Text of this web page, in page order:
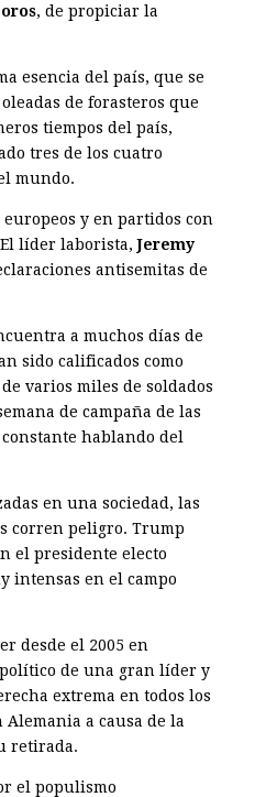
, de propiciar la
esencia del país, que se
de forasteros que
tiempos del país,
tres de los cuatro
mundo.
y en partidos con
El líder laborista,Jeremy
antisemitas de
a muchos días de
sido calificados como
varios miles de soldados
de campaña de las
hablando del
en una sociedad, las
corren peligro. Trump
el presidente electo
intensas en el campo
desde el 2005 en
de una gran líder y
extrema en todos los
a causa de la
retirada.
el populismo